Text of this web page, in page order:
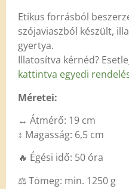
Etikus forrásból
szójaviaszból készült,
gyertya.
Illatosítva kérnéd?
kattintva egyedi
Méretei:
↔️ Átmérő: 19 cm
↕️ Magasság: 6,5 cm
🔥 Égési idő: 50 óra
⚖️ Tömeg: min. 1250 g